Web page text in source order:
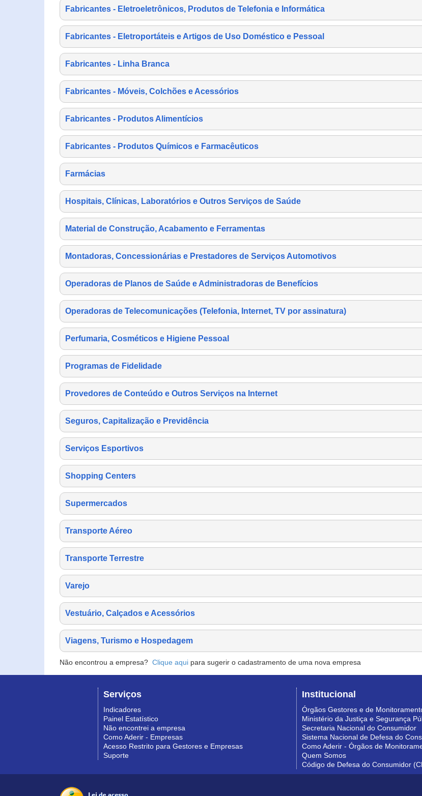
Fabricantes - Eletroeletrônicos, Produtos de Telefonia e Informática
Fabricantes - Eletroportáteis e Artigos de Uso Doméstico e Pessoal
Fabricantes - Linha Branca
Fabricantes - Móveis, Colchões e Acessórios
Fabricantes - Produtos Alimentícios
Fabricantes - Produtos Químicos e Farmacêuticos
Farmácias
Hospitais, Clínicas, Laboratórios e Outros Serviços de Saúde
Material de Construção, Acabamento e Ferramentas
Montadoras, Concessionárias e Prestadores de Serviços Automotivos
Operadoras de Planos de Saúde e Administradoras de Benefícios
Operadoras de Telecomunicações (Telefonia, Internet, TV por assinatura)
Perfumaria, Cosméticos e Higiene Pessoal
Programas de Fidelidade
Provedores de Conteúdo e Outros Serviços na Internet
Seguros, Capitalização e Previdência
Serviços Esportivos
Shopping Centers
Supermercados
Transporte Aéreo
Transporte Terrestre
Varejo
Vestuário, Calçados e Acessórios
Viagens, Turismo e Hospedagem
Não encontrou a empresa? Clique aqui para sugerir o cadastramento de uma nova empresa
Serviços
Indicadores
Painel Estatístico
Não encontrei a empresa
Como Aderir - Empresas
Acesso Restrito para Gestores e Empresas
Suporte
Institucional
Órgãos Gestores e de
Ministério da Justiça e Segurança
Secretaria Nacional do Consumidor
Sistema Nacional de Defesa do
Como Aderir - Órgãos de
Quem Somos
Código de Defesa do Consumidor